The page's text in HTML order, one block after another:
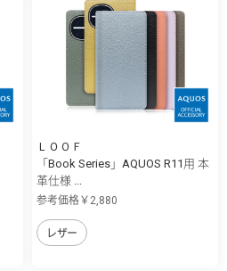
ＬＯＯＦ
「Book Series」AQUOS R11用 本
革仕様 ...
参考価格￥2,880
レザー